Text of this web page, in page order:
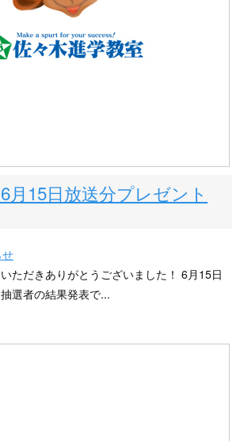
月15日放送分プレゼント
ただきありがとうございました！ 6月15日
選者の結果発表で...